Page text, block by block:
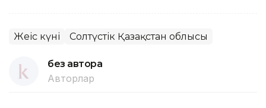
Жеңіс күні Солтүстік Қазақстан облысы
без автора
Авторлар